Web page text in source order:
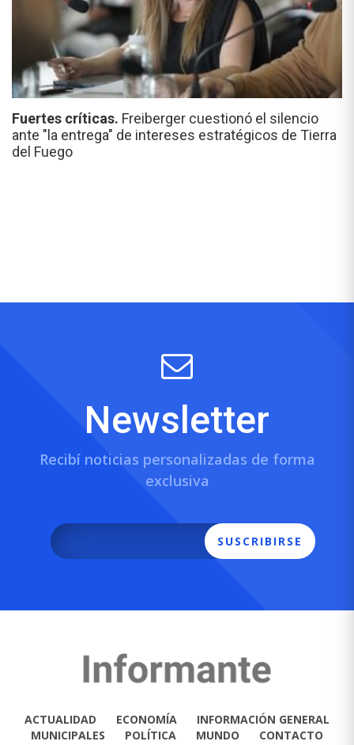
Fuertes críticas. Freiberger cuestionó el silencio
ante "la entrega" de intereses estratégicos de Tierra
del Fuego
Newsletter
Recibí noticias personalizadas de forma
exclusiva
SUSCRIBIRSE
ACTUALIDAD ECONOMÍA
INFORMACIÓN GENERAL
MUNICIPALES
POLÍTICA MUNDO CONTACTO